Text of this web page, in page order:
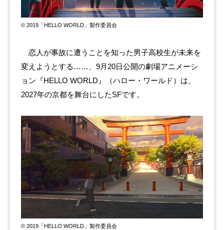
© 2019「HELLO WORLD」製作委員会
恋人が事故に遭うことを知った男子高校生が未来を
変えようとする……、 9月 20日公開の劇場アニメーシ
ョン『HELLO WORLD 』（ハロー・ワールド）は、
2027年の京都を舞台にしたSFです。
© 2019「HELLO WORLD」製作委員会